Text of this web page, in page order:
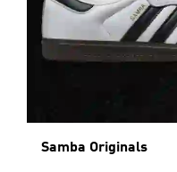
Samba Originals